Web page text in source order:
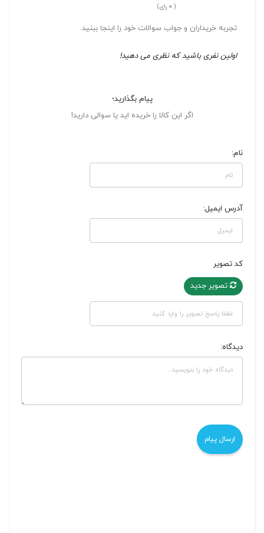
(
0 رای)
تجربه خریداران و جواب سوالات خود را اینجا ببنید.
اولین نفری باشید که نظری می دهید!
پیام بگذارید؛
اگر این کالا را خریده اید یا سوالی دارید!
نام:
آدرس ایمیل:
کد تصویر
تصویر جدید
دیدگاه: